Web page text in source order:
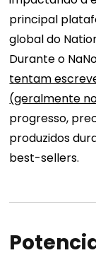
principal
global do
Durante o
tentam
(geralmente
progresso,
produzidos
best-sellers.